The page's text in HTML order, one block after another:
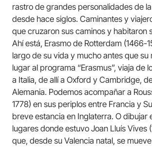
rastro de grandes personalidades de
desde hace siglos. Caminantes y
que cruzaron sus caminos y habitaron
Ahí está, Erasmo de Rotterdam (1466-
largo de su vida y mucho antes que su
lugar al programa “Erasmus”, viaja de
a Italia, de allí a Oxford y Cambridge,
Alemania. Podemos acompañar a
1778) en sus periplos entre Francia y
breve estancia en Inglaterra. O dibujar
lugares donde estuvo Joan Lluís Vives
que, desde su Valencia natal, se